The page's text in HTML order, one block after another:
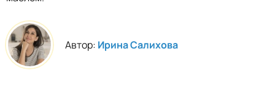
Автор: Ирина Салихова